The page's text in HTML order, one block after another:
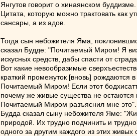
Янгутов говорит о хинаянском
Цитата, которую можно трактовать как
сансары, а из адов.
Тогда сын небожителя Яма,
сказал Будде: "Почитаемый Миром! Я
искусных средств, дабы спасти от
Вот какие невообразимые
краткий промежуток [вновь] рождаются
Почитаемый Миром! Если этот
почему же живые существа не
Почитаемый Миром разъяснил мне это".
Будда сказал сыну небожителя Яме:
природой. Их трудно подчинить и
одного за другим каждого из этих